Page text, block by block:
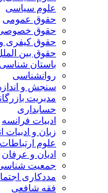
علوم سیاسی
حقوق عمومی
حقوق
حقوق کیفری
حقوق بین
باستان شناسی
روانشناسی
سنجش و
مدیریت
حسابداری
ادبیات فرانسه
زبان و ادبیات
علوم ارتباطات
ادیان و عرفان
جمعیت
مددکاری
فقه شافعی